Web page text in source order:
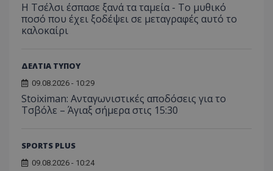
Η Τσέλσι έσπασε ξανά τα ταμεία - Το μυθικό
ποσό που έχει ξοδέψει σε μεταγραφές αυτό το
καλοκαίρι
ΔΕΛΤΙΑ ΤΥΠΟΥ
09.08.2026 - 10:29
Stoiximan: Ανταγωνιστικές αποδόσεις για το
Τσβόλε – Άγιαξ σήμερα στις 15:30
SPORTS PLUS
09.08.2026 - 10:24